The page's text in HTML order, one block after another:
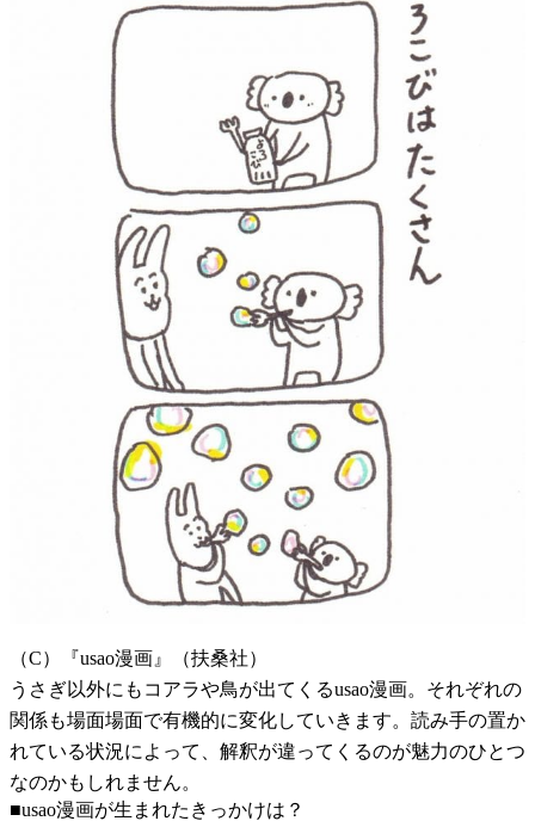
（C）『usao漫画』（扶桑社）
うさぎ以外にもコアラや鳥が出てくるusao漫画。それぞれの
関係も場面場面で有機的に変化していきます。読み手の置か
れている状況によって、解釈が違ってくるのが魅力のひとつ
なのかもしれません。
■usao漫画が生まれたきっかけは？